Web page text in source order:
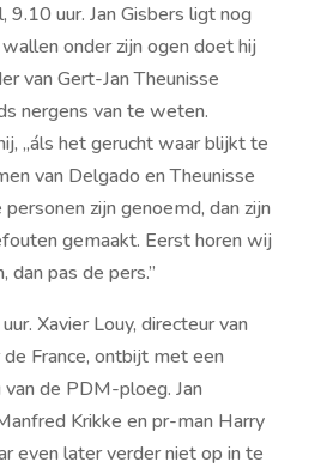
uur. Jan Gisbers ligt nog
onder zijn ogen doet hij
van Gert-Jan Theunisse
nergens van te weten.
,,áls het gerucht waar blijkt te
van Delgado en Theunisse
zijn genoemd, dan zijn
gemaakt. Eerst horen wij
pas de pers.’’
Xavier Louy, directeur van
France, ontbijt met een
de PDM-ploeg. Jan
Krikke en pr-man Harry
even later verder niet op in te